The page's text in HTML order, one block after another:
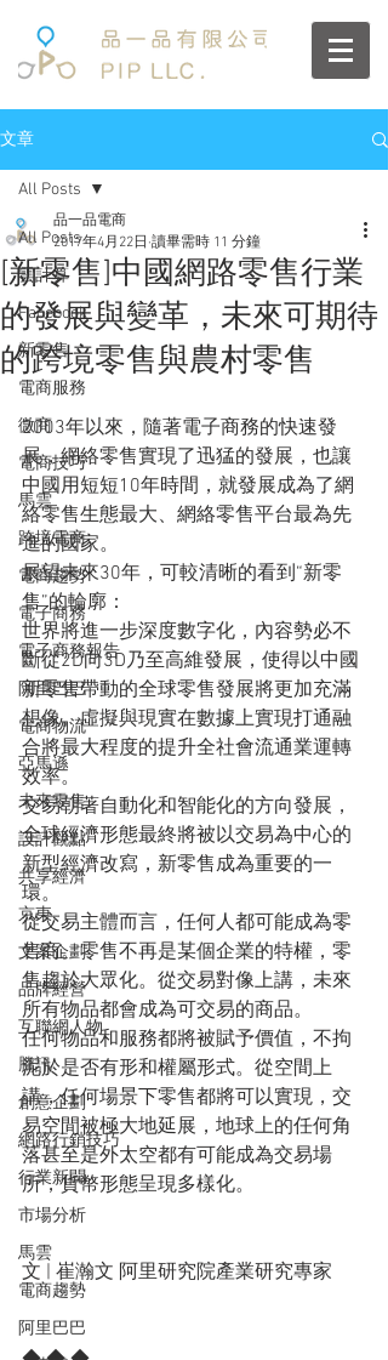
文章
All Posts
雲計算
Facebook
新零售
電商服務
微商
電商技巧
馬雲
跨境電商
電商趨勢
電子商務
電子商務報告
阿里巴巴
電商物流
亞馬遜
未來零售
設計觀點
共享經濟
京東
文案企劃
品牌經營
互聯網人物
騰訊
創意企劃
網路行銷技巧
行業新聞
市場分析
馬雲
電商趨勢
阿里巴巴
All Posts
[新零售]中國網路零售行業
的發展與變革，未來可期待
的跨境零售與農村零售
品一品電商
2017年4月22日 讀畢需時 11 分鐘
2003年以來，隨著電子商務的快速發
展，網絡零售實現了迅猛的發展，也讓
中國用短短10年時間，就發展成為了網
絡零售生態最大、網絡零售平台最為先
進的國家。
展望未來30年，可較清晰的看到“新零
售”的輪廓：
世界將進一步深度數字化，內容勢必不
斷從2D向3D乃至高維發展，使得以中國
新零售帶動的全球零售發展將更加充滿
想像。虛擬與現實在數據上實現打通融
合將最大程度的提升全社會流通業運轉
效率。
交易朝著自動化和智能化的方向發展，
全球經濟形態最終將被以交易為中心的
新型經濟改寫，新零售成為重要的一
環。
從交易主體而言，任何人都可能成為零
售商。零售不再是某個企業的特權，零
售趨於大眾化。從交易對像上講，未來
所有物品都會成為可交易的商品。
任何物品和服務都將被賦予價值，不拘
泥於是否有形和權屬形式。從空間上
講，任何場景下零售都將可以實現，交
易空間被極大地延展，地球上的任何角
落甚至是外太空都有可能成為交易場
所，貨幣形態呈現多樣化。
文 | 崔瀚文 阿里研究院產業研究專家